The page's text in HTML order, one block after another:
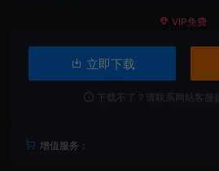
VIP免费
立即下载
下载不了？请联系网站客服
增值服务：